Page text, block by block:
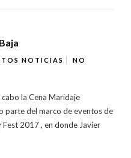
NOTICIAS
NO
la Cena Maridaje
parte del marco de eventos de
2017 , en donde Javier